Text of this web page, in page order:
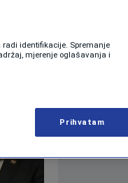
identifikacije. Spremanje
mjerenje oglašavanja i
Prihvatam